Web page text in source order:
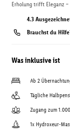
Erholung trifft Eleganz –
4.3
Brauchst du
Was inklusive ist
Ab 2
Tägliche
Zugang zum
1x Hydroxeur-